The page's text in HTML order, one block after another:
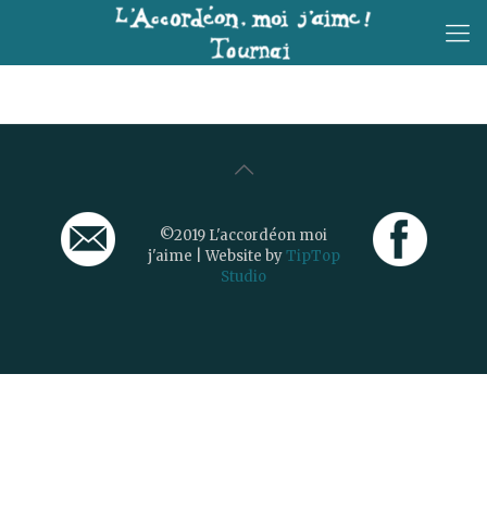
©2019 L'accordéon moi
j'aime | Website byTipTop
Studio